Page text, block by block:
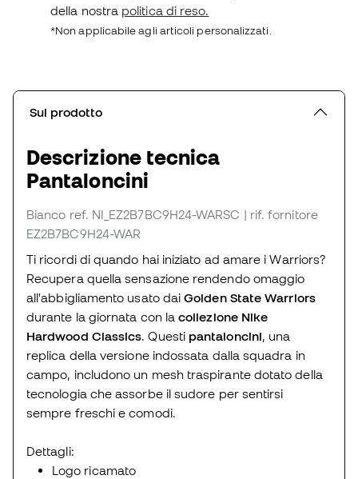
della nostra politica di reso.
*Non applicabile agli articoli personalizzati.
Sul prodotto
Descrizione tecnica
Pantaloncini
Bianco ref. NI_EZ2B7BC9H24-WARSC | rif. fornitore
EZ2B7BC9H24-WAR
Ti ricordi di quando hai iniziato ad amare i Warriors?
Recupera quella sensazione rendendo omaggio
all'abbigliamento usato daiGolden State Warriors
durante la giornata con lacollezione Nike
Hardwood Classics. Questi pantaloncini, una
replica della versione indossata dalla squadra in
campo, includono un mesh traspirante dotato della
tecnologia che assorbe il sudore per sentirsi
sempre freschi e comodi.
Dettagli:
Logo ricamato